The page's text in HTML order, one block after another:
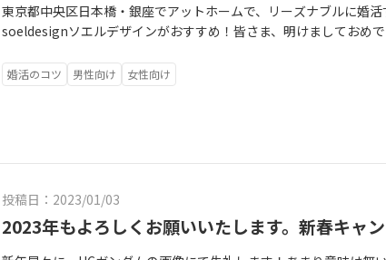
人でも縁は引き寄せられないように感じます。表情美人がきっと
東京都中央区日本橋・銀座でアットホームで、リーズナブルに婚
soeldesignソエルデザインがおすすめ！皆さま、明けましておめ
い！」と初詣でお願いした方にはその願いを実現する為に何をす
り、行動に移すこと、それが大事！手を合わせて願ってるだけで、
https://soel-d.com/inquiry
婚活のコツ 男性向け 女性向け
投稿日：2023/01/03
2023年もよろしくお願いいたします。新春キャ